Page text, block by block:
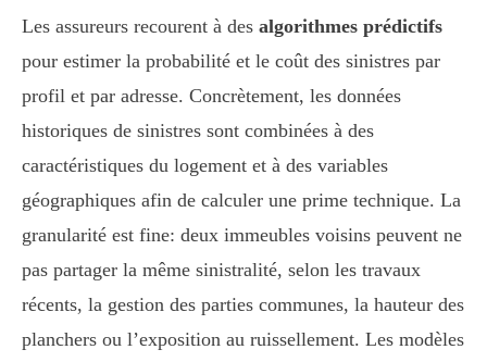
Les assureurs recourent à des algorithmes prédictifs
pour estimer la probabilité et le coût des sinistres par
profil et par adresse. Concrètement, les données
historiques de sinistres sont combinées à des
caractéristiques du logement et à des variables
géographiques afin de calculer une prime technique. La
granularité est fine: deux immeubles voisins peuvent ne
pas partager la même sinistralité, selon les travaux
récents, la gestion des parties communes, la hauteur des
planchers ou l’exposition au ruissellement. Les modèles